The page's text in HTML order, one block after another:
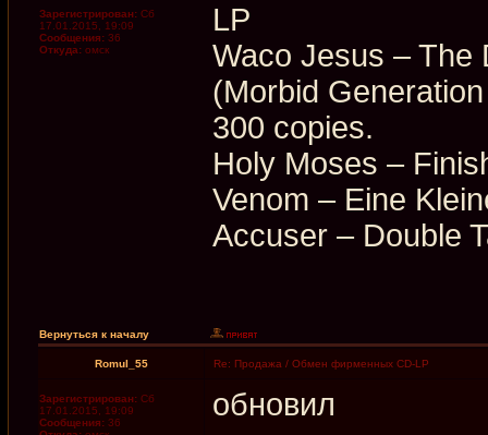
Зарегистрирован: Сб
17.01.2015, 19:09
Сообщения: 36
Откуда: омск
LP
Waco Jesus – The
(Morbid
300 copies.
Holy Moses –
Venom – Eine
Accuser – Double
Вернуться к началу
Romul_55 Re: Продажа / Обмен фирменных CD-LP
Зарегистрирован: Сб
17.01.2015, 19:09
Сообщения: 36
обновил